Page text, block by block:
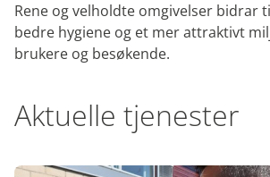
Rene og velholdte omgivelser bidrar
bedre hygiene og et mer attraktivt
brukere og besøkende.
Aktuelle tjenester